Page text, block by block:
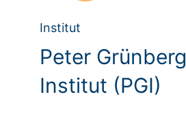
Institut
Peter Grünberg
Institut (PGI)